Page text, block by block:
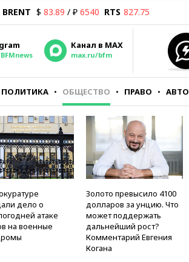
BRENT $ 83.89 / ₽ 6540 RTS 827.75
Канал в MAX
max.ru/bfm
ПОЛИТИКА ОБЩЕСТВО ПРАВО АВТО
дело о
атаке
на военные
Золото превысило 4100
долларов за унцию. Что
может поддержать
дальнейший рост?
Комментарий Евгения
Когана